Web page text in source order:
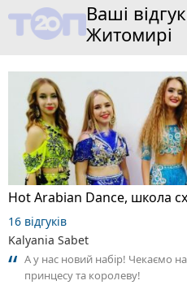
Ваші
Житомирі
16 відгуків
Kalyania Sabet
А у нас новий набір! Чекаємо
принцесу та королеву!